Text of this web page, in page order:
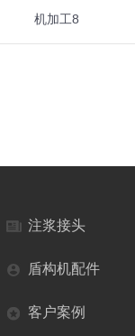
机加工8
注浆接头
盾构机配件
客户案例